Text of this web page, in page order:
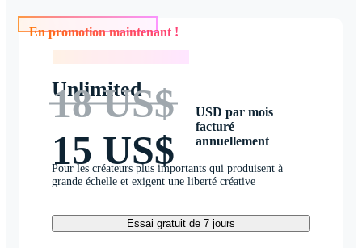
En promotion maintenant !
Unlimited
18 US$
15 US$
USD par mois
facturé
annuellement
Pour les créateurs plus importants qui produisent à
grande échelle et exigent une liberté créative
Essai gratuit de 7 jours